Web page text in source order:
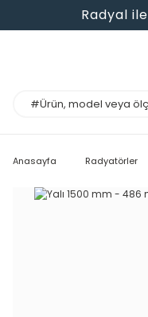
Radyal ile
Anasayfa Radyatörler